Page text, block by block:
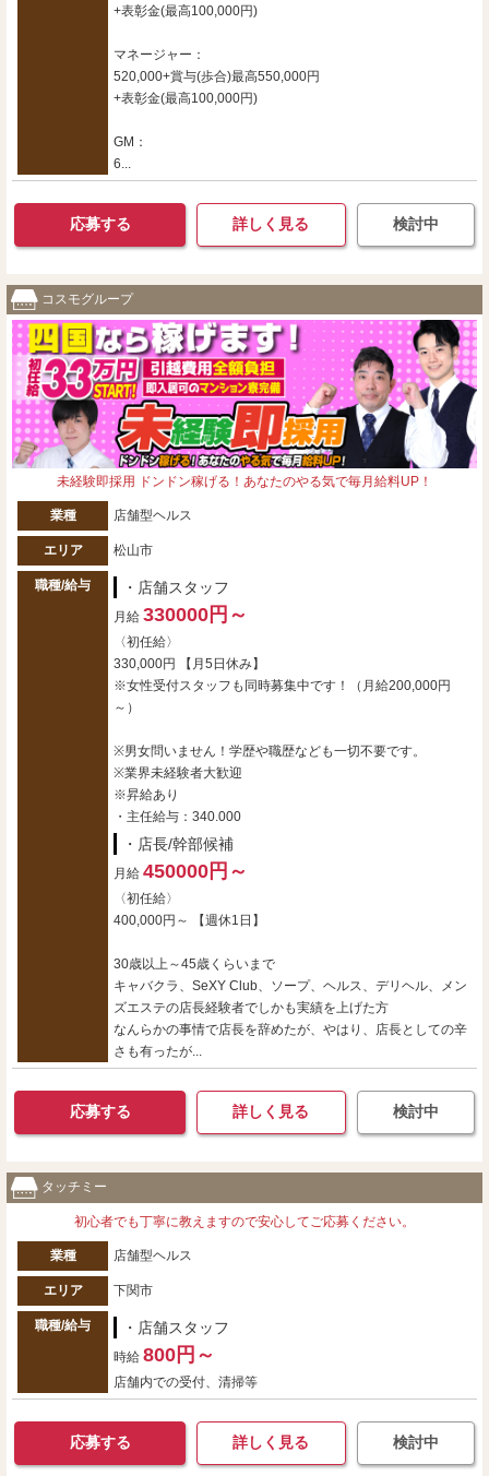
+表彰金(最高100,000円)
マネージャー：
520,000+賞与(歩合)最高550,000円
+表彰金(最高100,000円)
GM：
6...
応募する 詳しく見る 検討中
コスモグループ
未経験即採用 ドンドン稼げる！あなたのやる気で毎月給料UP！
業種 店舗型ヘルス
エリア 松山市
職種/給与 ・店舗スタッフ
月給 330000円～
〈初任給〉
330,000円 【月5日休み】
※女性受付スタッフも同時募集中です！（月給200,000円
～）
※男女問いません！学歴や職歴なども一切不要です。
※業界未経験者大歓迎
※昇給あり
・主任給与：340.000
・店長/幹部候補
月給 450000円～
〈初任給〉
400,000円～ 【週休1日】
30歳以上～45歳くらいまで
キャバクラ、SeXY Club、ソープ、ヘルス、デリヘル、メン
ズエステの店長経験者でしかも実績を上げた方
なんらかの事情で店長を辞めたが、やはり、店長としての辛
さも有ったが...
応募する 詳しく見る 検討中
タッチミー
初心者でも丁寧に教えますので安心してご応募ください。
業種 店舗型ヘルス
エリア 下関市
職種/給与 ・店舗スタッフ
時給 800円～
店舗内での受付、清掃等
応募する 詳しく見る 検討中